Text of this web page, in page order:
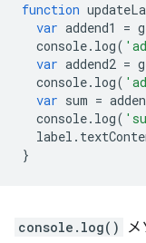
function
var addend1 =
console. log(
var addend2 =
console. log(
var sum =
console. log(
label .
}
console.log() メ